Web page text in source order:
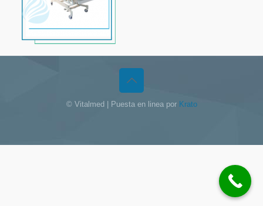
© Vitalmed | Puesta en linea por Krato